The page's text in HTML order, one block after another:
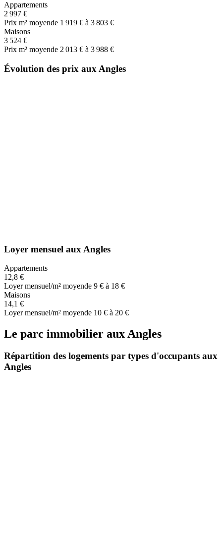
Appartements
2 997 €
Prix m² moyende 1 919 € à 3 803 €
Maisons
3 524 €
Prix m² moyende 2 013 € à 3 988 €
Évolution des prix aux Angles
Loyer mensuel aux Angles
Appartements
12,8 €
Loyer mensuel/m² moyende 9 € à 18 €
Maisons
14,1 €
Loyer mensuel/m² moyende 10 € à 20 €
Le parc immobilier auxAngles
Répartition des logements par types d'occupants aux
Angles